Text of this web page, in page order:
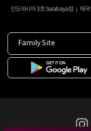
인도네시아 3호 Surabaya점
태
Family Site